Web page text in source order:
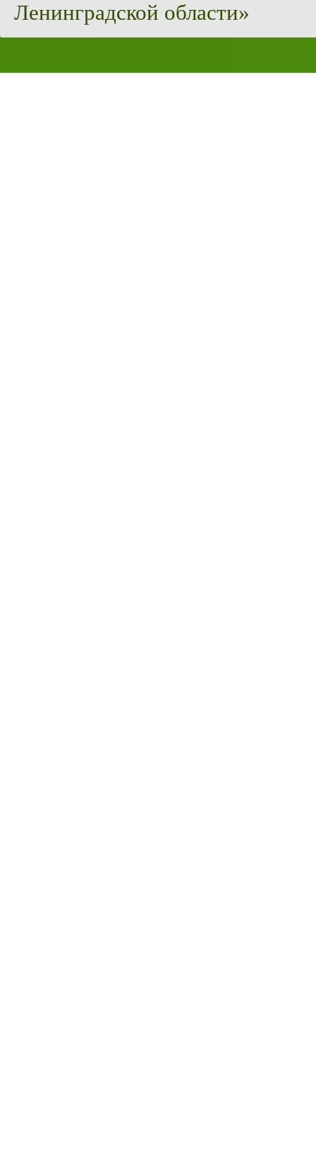
Ленинградской области»